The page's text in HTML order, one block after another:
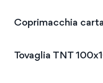
Coprimacchia
Tovaglia TNT